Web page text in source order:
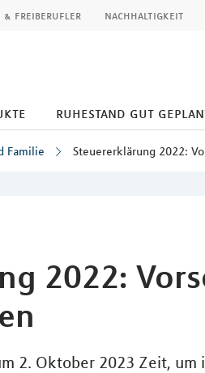
& freiberufler nachhaltigkeit
ruhestand gut
Familie Steuererklärung 2022:
2022:
2. Oktober 2023 Zeit, um